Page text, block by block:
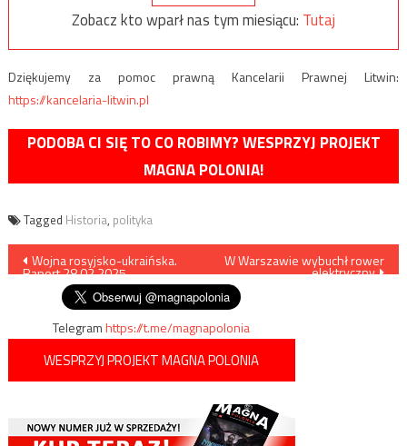
Zobacz kto wparł nas tym miesiącu: Tutaj
Dziękujemy za pomoc prawną Kancelarii Prawnej Litwin:
https://kancelaria-litwin.pl
PODOBA CI SIĘ TO CO ROBIMY? WESPRZYJ PROJEKT
MAGNA POLONIA!
Tagged Historia, polityka
Nawigacja
wpisu
Wojna rosyjsko-ukraińska.
Raport 28.02.2025
W Warszawie wybuchł rower
elektryczny
Telegramhttps://t.me/magnapolonia
WESPRZYJ PROJEKT MAGNA POLONIA